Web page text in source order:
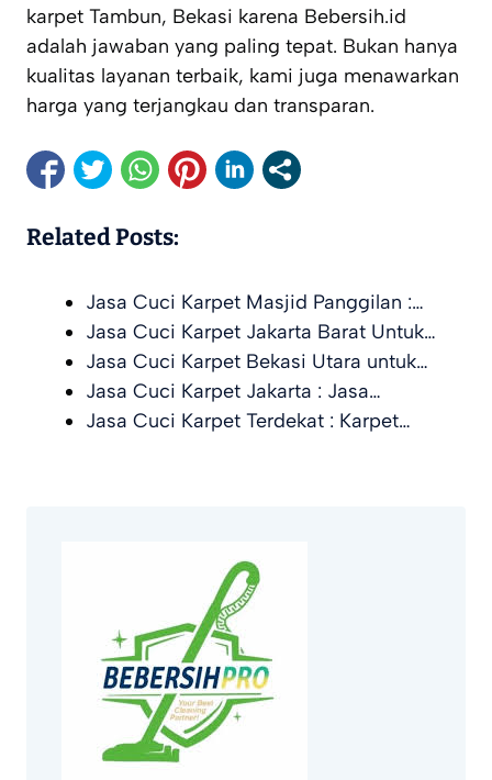
karpet Tambun, Bekasi karena Bebersih.id
adalah jawaban yang paling tepat. Bukan hanya
kualitas layanan terbaik, kami juga menawarkan
harga yang terjangkau dan transparan.
Related Posts:
Jasa Cuci Karpet Masjid Panggilan :…
Jasa Cuci Karpet Jakarta Barat Untuk…
Jasa Cuci Karpet Bekasi Utara untuk…
Jasa Cuci Karpet Jakarta : Jasa…
Jasa Cuci Karpet Terdekat : Karpet…